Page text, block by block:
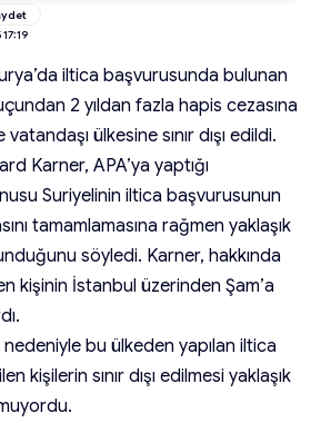
iltica başvurusunda bulunan
2 yıldan fazla hapis cezasına
ülkesine sınır dışı edildi.
Karner, APA’ya yaptığı
Suriyelinin iltica başvurusunun
tamamlamasına rağmen yaklaşık
söyledi. Karner, hakkında
kişinin İstanbul üzerinden Şam’a
nedeniyle bu ülkeden yapılan iltica
kişilerin sınır dışı edilmesi yaklaşık